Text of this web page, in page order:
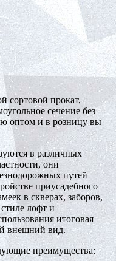
сортовой прокат,
сечение без
оптом и в розницу вы
в различных
они
путей
приусадебного
в скверах, заборов,
лофт и
итоговая
внешний вид.
преимущества: